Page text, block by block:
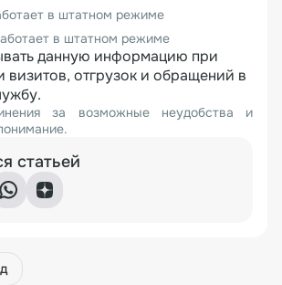
в штатном режиме
в штатном режиме
данную информацию при
визитов, отгрузок и обращений в
за возможные неудобства и
статьей